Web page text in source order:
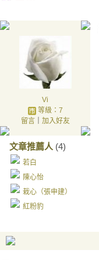
Vi
等級：7
留言｜ 加入好友
文章推薦人 (4)
若白
陳心怡
栽心（張申建）
紅粉豹